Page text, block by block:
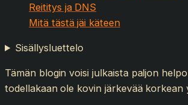
Reititys ja DNS
Mitä tästä jäi käteen
Sisällysluettelo
Tämän blogin voisi julkaista paljon
todellakaan ole kovin järkevää korkean